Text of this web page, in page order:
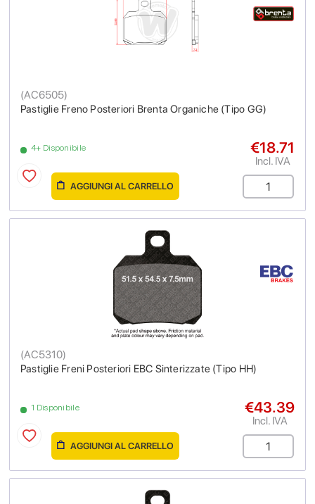
Pastiglie Freno Posteriori Brenta Organiche (Tipo GG)
(AC6505)
4+ Disponibile €18.71
Incl. IVA
AGGIUNGI AL CARRELLO
Pastiglie Freni Posteriori EBC Sinterizzate (Tipo HH)
(AC5310)
1 Disponibile €43.39
Incl. IVA
AGGIUNGI AL CARRELLO